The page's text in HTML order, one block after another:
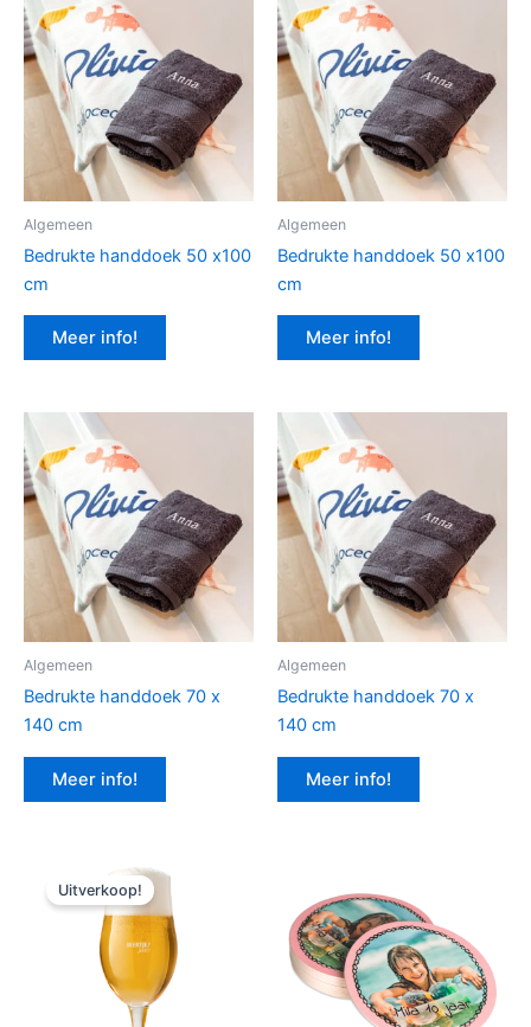
Algemeen
Bedrukte handdoek 50 x100
cm
Meer info!
Algemeen
Bedrukte handdoek 50 x100
cm
Meer info!
Algemeen
Bedrukte handdoek 70 x
140 cm
Meer info!
Algemeen
Bedrukte handdoek 70 x
140 cm
Meer info!
Uitverkoop!